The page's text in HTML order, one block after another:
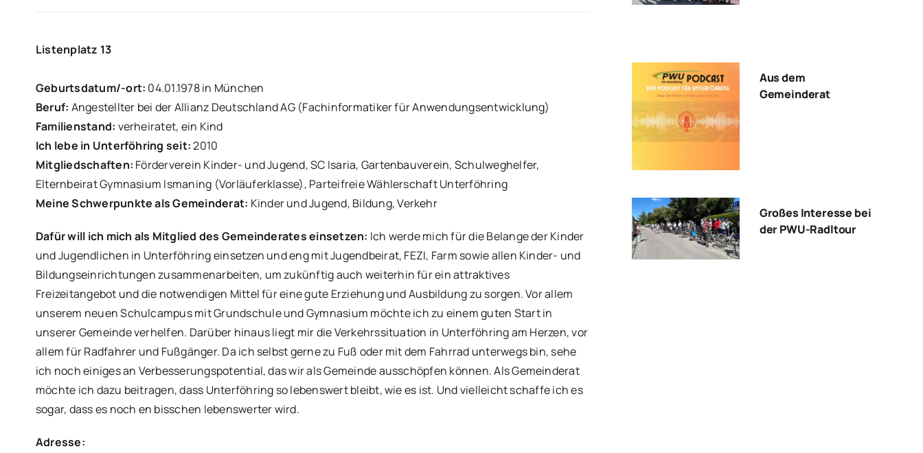
Listenplatz 13
Geburtsdatum/-ort: 04.01.1978 in München
Beruf: Angestellter bei der Allianz Deutschland AG (Fachinformatiker für Anwendungsentwicklung)
Familienstand: verheiratet, ein Kind
Ich lebe in Unterföhring seit:2010
Mitgliedschaften: Förderverein Kinder- und Jugend, SC Isaria, Gartenbauverein, Schulweghelfer,
Elternbeirat Gymnasium Ismaning (Vorläuferklasse), Parteifreie Wählerschaft Unterföhring
Meine Schwerpunkte als Gemeinderat: Kinder und Jugend, Bildung, Verkehr
Dafür will ich mich als Mitglied des Gemeinderates einsetzen: Ich werde mich für die Belange der Kinder
und Jugendlichen in Unterföhring einsetzen und eng mit Jugendbeirat, FEZI, Farm sowie allen Kinder- und
Bildungseinrichtungen zusammenarbeiten, um zukünftig auch weiterhin für ein attraktives
Freizeitangebot und die notwendigen Mittel für eine gute Erziehung und Ausbildung zu sorgen. Vor allem
unserem neuen Schulcampus mit Grundschule und Gymnasium möchte ich zu einem guten Start in
unserer Gemeinde verhelfen. Darüber hinaus liegt mir die Verkehrssituation in Unterföhring am Herzen, vor
allem für Radfahrer und Fußgänger. Da ich selbst gerne zu Fuß oder mit dem Fahrrad unterwegs bin, sehe
ich noch einiges an Verbesserungspotential, das wir als Gemeinde ausschöpfen können. Als Gemeinderat
möchte ich dazu beitragen, dass Unterföhring so lebenswert bleibt, wie es ist. Und vielleicht schaffe ich es
sogar, dass es noch en bisschen lebenswerter wird.
Adresse:
Aus dem
Gemeinderat
Großes Interesse bei
der PWU-Radltour